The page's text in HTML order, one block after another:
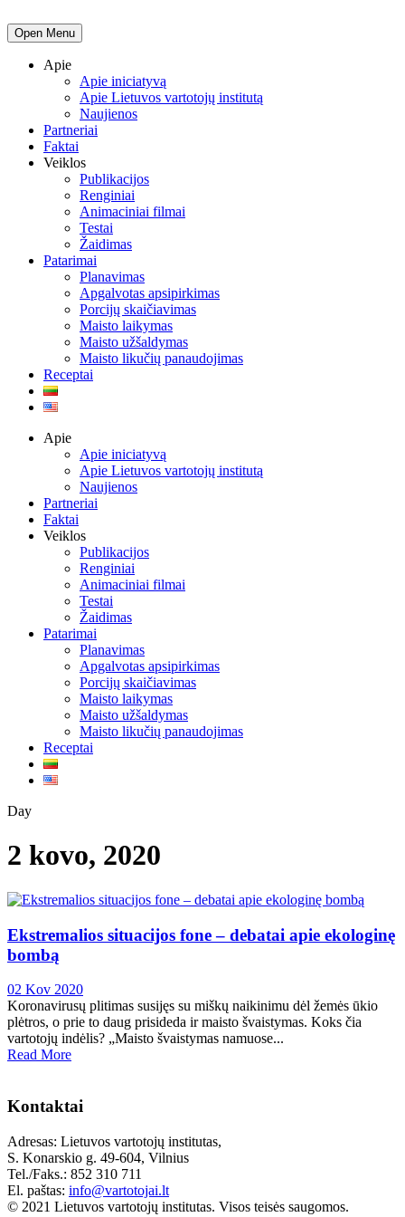
Open Menu
Apie
Apie iniciatyvą
Apie Lietuvos vartotojų institutą
Naujienos
Partneriai
Faktai
Veiklos
Publikacijos
Renginiai
Animaciniai filmai
Testai
Žaidimas
Patarimai
Planavimas
Apgalvotas apsipirkimas
Porcijų skaičiavimas
Maisto laikymas
Maisto užšaldymas
Maisto likučių panaudojimas
Receptai
Apie
Apie iniciatyvą
Apie Lietuvos vartotojų institutą
Naujienos
Partneriai
Faktai
Veiklos
Publikacijos
Renginiai
Animaciniai filmai
Testai
Žaidimas
Patarimai
Planavimas
Apgalvotas apsipirkimas
Porcijų skaičiavimas
Maisto laikymas
Maisto užšaldymas
Maisto likučių panaudojimas
Receptai
Day
2 kovo, 2020
Ekstremalios situacijos fone – debatai apie ekologinę
bombą
02 Kov 2020
Koronavirusų plitimas susijęs su miškų naikinimu dėl žemės ūkio
plėtros, o prie to daug prisideda ir maisto švaistymas. Koks čia
vartotojų indėlis? „Maisto švaistymas namuose...
Read More
Kontaktai
Adresas: Lietuvos vartotojų institutas,
S. Konarskio g. 49-604, Vilnius
Tel./Faks.: 852 310 711
El. paštas: info@vartotojai.lt
© 2021 Lietuvos vartotojų institutas. Visos teisės saugomos.